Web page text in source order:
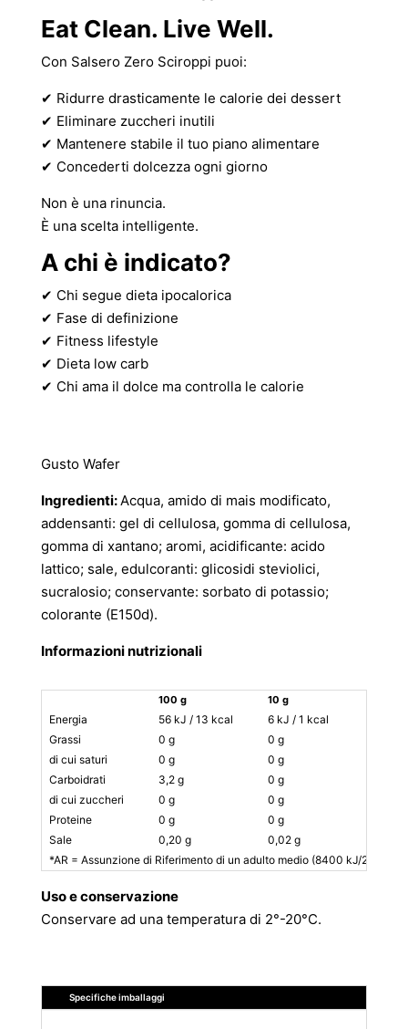
Eat Clean. Live Well.
Con Salsero Zero Sciroppi puoi:
✔ Ridurre drasticamente le calorie dei dessert
✔ Eliminare zuccheri inutili
✔ Mantenere stabile il tuo piano alimentare
✔ Concederti dolcezza ogni giorno
Non è una rinuncia.
È una scelta intelligente.
A chi è indicato?
✔ Chi segue dieta ipocalorica
✔ Fase di definizione
✔ Fitness lifestyle
✔ Dieta low carb
✔ Chi ama il dolce ma controlla le calorie
Gusto Wafer
Ingredienti:Acqua, amido di mais modificato,
addensanti: gel di cellulosa, gomma di cellulosa,
gomma di xantano; aromi, acidificante: acido
lattico; sale, edulcoranti: glicosidi steviolici,
sucralosio; conservante: sorbato di potassio;
colorante (E150d).
Informazioni nutrizionali
100 g 10 g
Energia 56 kJ / 13 kcal 6 kJ / 1 kcal
Grassi
0 g 0 g
di cui saturi
0 g 0 g
Carboidrati
3,2 g 0 g
di cui zuccheri
0 g 0 g
Proteine
0 g 0 g
Sale
0,20 g 0,02 g
*AR = Assunzione di Riferimento di un adulto medio (8400 kJ/2000
Uso e conservazione
Conservare ad una temperatura di 2°-20°C.
Specifiche imballaggi